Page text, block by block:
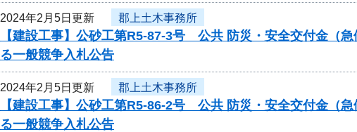
2024年2月5日更新 郡上土木事務所
【建設工事】公砂工第R5-87-3号 公共 防災・安全交付金（
る一般競争入札公告
2024年2月5日更新 郡上土木事務所
【建設工事】公砂工第R5-86-2号 公共 防災・安全交付金（
る一般競争入札公告